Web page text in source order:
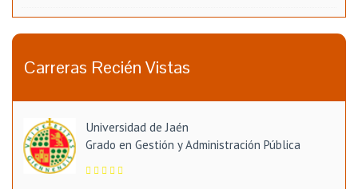
Carreras Recién Vistas
Universidad de Jaén
Grado en Gestión y Administración Pública